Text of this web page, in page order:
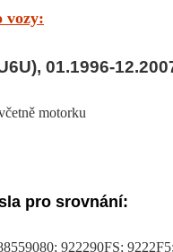
vozy:
01.1996-
motorku
pro srovnání:
922290FS;